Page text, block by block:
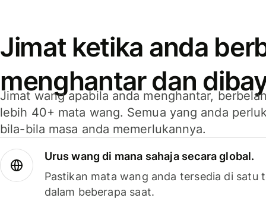
Jimat ketika anda
menghantar dan
Jimat wang apabila anda menghantar,
lebih 40+ mata wang. Semua yang anda
bila-bila masa anda memerlukannya.
Urus wang di mana sahaja secara global.
Pastikan mata wang anda tersedia di satu
dalam beberapa saat.